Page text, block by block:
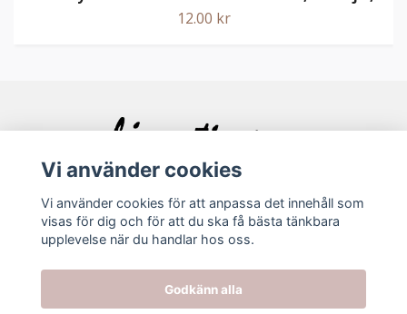
12.00 kr
Bolagsinfo
Köpvillkor
Vi använder cookies
Vi använder cookies för att anpassa det innehåll som
visas för dig och för att du ska få bästa tänkbara
upplevelse när du handlar hos oss.
Godkänn alla